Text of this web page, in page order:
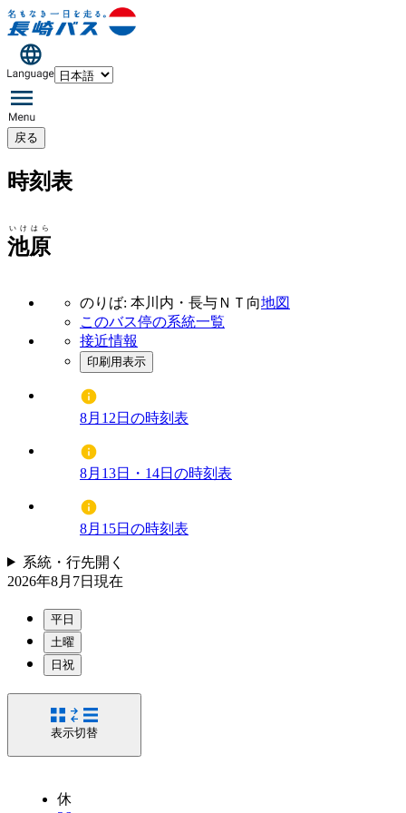
戻る
時刻表
池原
いけはら
のりば: 本川内・長与ＮＴ向地図
このバス停の系統一覧
接近情報
印刷用表示
8月12日の時刻表
8月13日・14日の時刻表
8月15日の時刻表
系統・行先開く
2026年8月7日 現在
平日
土曜
日祝
表示切替
休